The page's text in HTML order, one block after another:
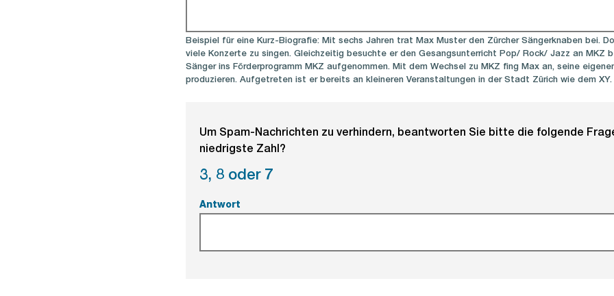
Beispiel für eine Kurz-Biografie: Mit sechs Jahren trat Max Muster den Zürcher Sängerknaben bei.
viele Konzerte zu singen. Gleichzeitig besuchte er den Gesangsunterricht Pop/ Rock/ Jazz an MKZ
Sänger ins Förderprogramm MKZ aufgenommen. Mit dem Wechsel zu MKZ fing Max an, seine
produzieren. Aufgetreten ist er bereits an kleineren Veranstaltungen in der Stadt Zürich wie dem XY.
Um Spam-Nachrichten zu verhindern, beantworten Sie bitte die folgende
niedrigste Zahl?
3, 8 oder 7
Antwort